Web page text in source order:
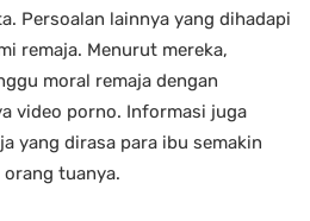
Persoalan lainnya yang dihadapi
remaja. Menurut mereka,
moral remaja dengan
video porno. Informasi juga
yang dirasa para ibu semakin
tuanya.